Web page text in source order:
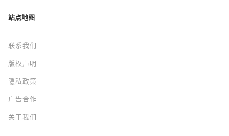
站点地图
联系我们
版权声明
隐私政策
广告合作
关于我们